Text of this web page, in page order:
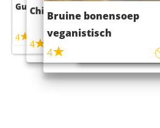
Guacamole
4
Chili con carne
4 45m
Bruine bonensoep
veganistisch
4
Sushi rijstsalade
maaltijdsalade
4